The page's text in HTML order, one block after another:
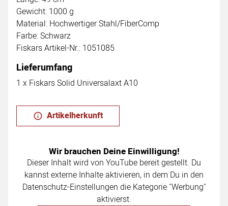
Gewicht: 1000 g
Material: Hochwertiger Stahl/FiberComp
Farbe: Schwarz
Fiskars Artikel-Nr.: 1051085
Lieferumfang
1 x Fiskars Solid Universalaxt A10
Artikelherkunft
Wir brauchen Deine Einwilligung!
Dieser Inhalt wird von YouTube bereit gestellt. Du
kannst externe Inhalte aktivieren, in dem Du in den
Datenschutz-Einstellungen die Kategorie "Werbung"
aktivierst.